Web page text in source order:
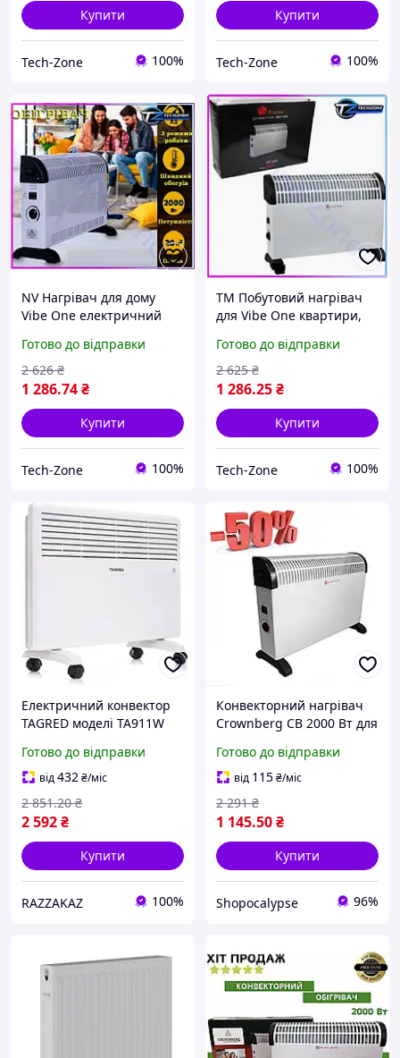
Купити
Tech-Zone 100%
Купити
Tech-Zone 100%
NV Нагрівач для дому
Vibe One електричний
електроконвектори
опалення 2000 Вт,
електро нагрі Version
Готово до відправки
1 286.74₴
2 626 ₴
Купити
Tech-Zone 100%
TM Побутовий нагрівач
для Vibe One квартири,
конвектори опалення,
нагрівачі конвект Version
Готово до відправки
1 286.25₴
2 625 ₴
Купити
Tech-Zone 100%
Електричний конвектор
TAGRED моделі TA911W
опалення приміщень
(артикул 65-TA911W)
Готово до відправки
від432₴/міс
2 592₴
2 851.20 ₴
Купити
RAZZAKAZ 100%
Конвекторний нагрівач
Crownberg CB 2000 Вт для
складу, електричний
прилад опалення
Готово до відправки
від 115₴/міс
1 145.50₴
2 291 ₴
Купити
Shopocalypse 96%